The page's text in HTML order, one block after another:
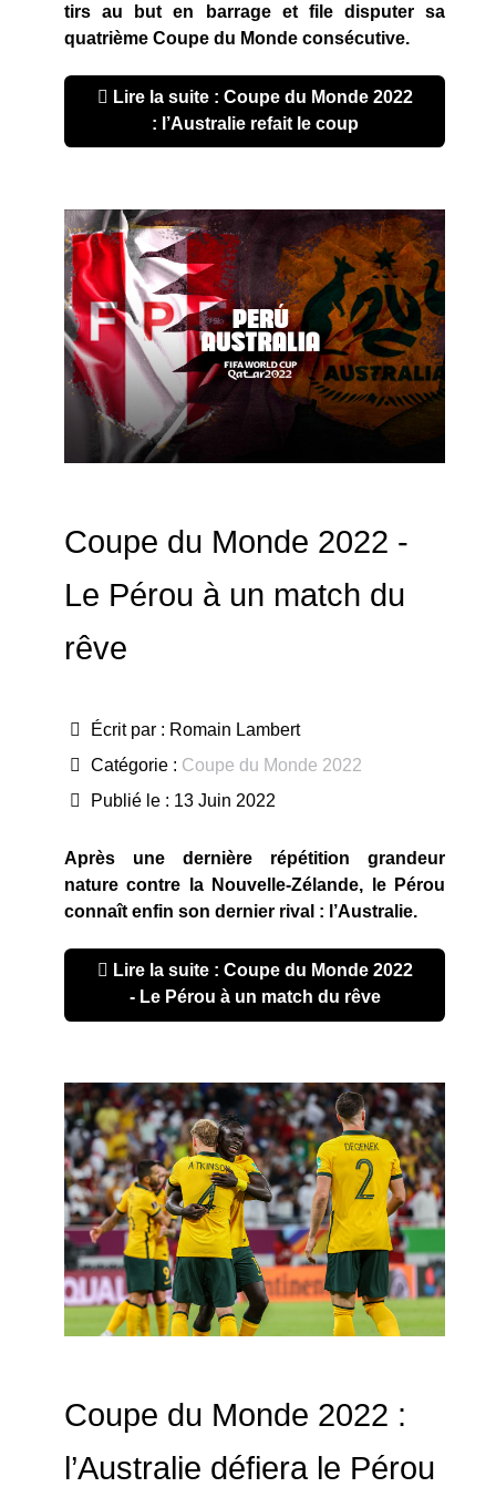
tirs au but en barrage et file disputer sa
quatrième Coupe du Monde consécutive.
Lire la suite : Coupe du Monde 2022
: l’Australie refait le coup
Coupe du Monde 2022 -
Le Pérou à un match du
rêve
Écrit par : Romain Lambert
Catégorie : Coupe du Monde 2022
Publié le : 13 Juin 2022
Après une dernière répétition grandeur
nature contre la Nouvelle-Zélande, le Pérou
connaît enfin son dernier rival : l’Australie.
Lire la suite : Coupe du Monde 2022
- Le Pérou à un match du rêve
Coupe du Monde 2022 :
l’Australie défiera le Pérou